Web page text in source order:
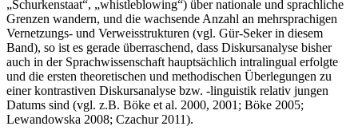
„Schurkenstaat“, „whistleblowing“) über nationale und sprachliche
Grenzen wandern, und die wachsende Anzahl an mehrsprachigen
Vernetzungs- und Verweisstrukturen (vgl. Gür-Seker in diesem
Band), so ist es gerade überraschend, dass Diskursanalyse bisher
auch in der Sprachwissenschaft hauptsächlich intralingual erfolgte
und die ersten theoretischen und methodischen Überlegungen zu
einer kontrastiven Diskursanalyse bzw. -linguistik relativ jungen
Datums sind (vgl. z.B. Böke et al. 2000, 2001; Böke 2005;
Lewandowska 2008; Czachur 2011).